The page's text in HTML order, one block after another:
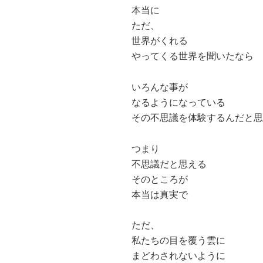
本当に
ただ、
世界がくれる
やってくる世界を聞いたなら
いろんな事が
なるようになっている
その不思議を体験するんだと
つまり
不思議だと思える
そのところが
本当は真実で
ただ、
私たちの目を覆う雲に
まどわされないように